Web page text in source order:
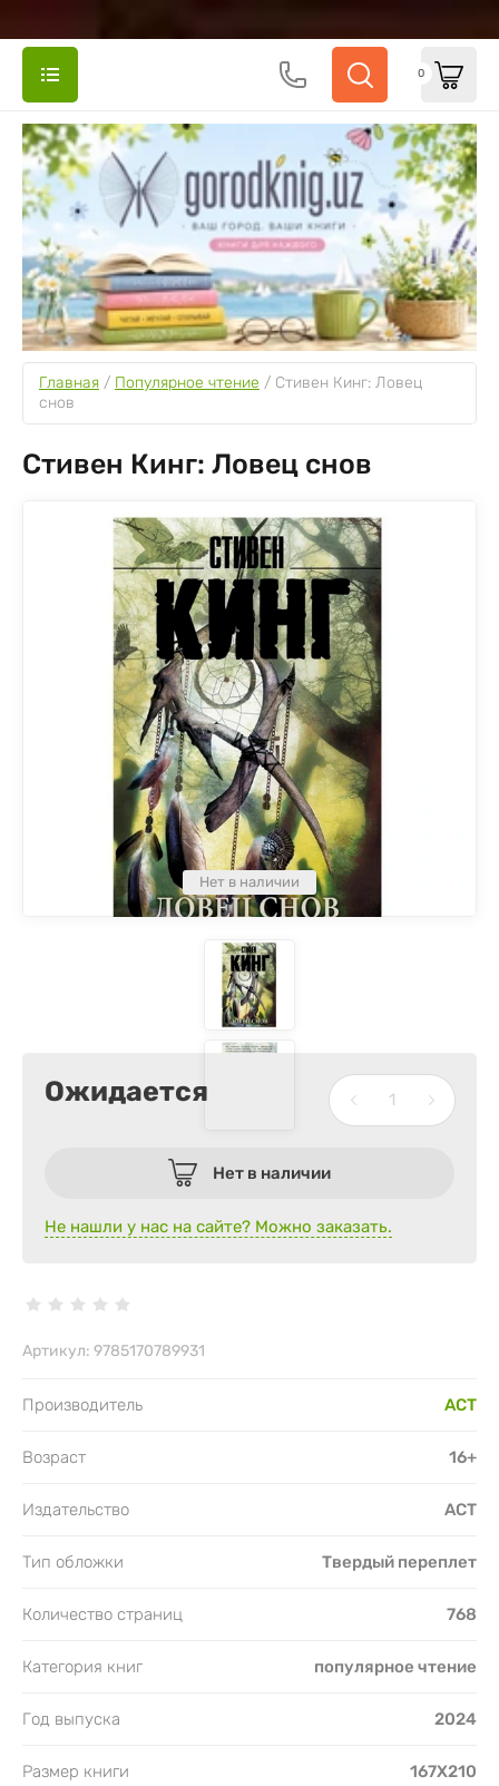
0
Главная / Популярное чтение / Стивен Кинг: Ловец
снов
Стивен Кинг: Ловец снов
Нет в наличии
Ожидается
Нет в наличии
Не нашли у нас на сайте? Можно заказать.
Артикул: 9785170789931
Производитель АСТ
Возраст 16+
Издательство АСТ
Тип обложки Твердый переплет
Количество страниц 768
Категория книг популярное чтение
Год выпуска 2024
Размер книги 167Х210